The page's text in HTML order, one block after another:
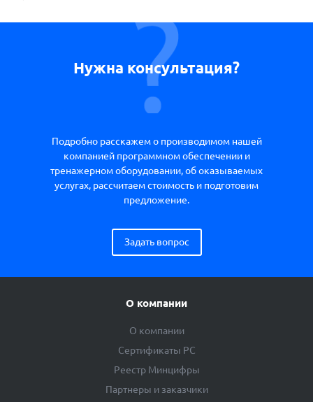
Нужна консультация?
Подробно расскажем о производимом нашей
компанией программном обеспечении и
тренажерном оборудовании, об оказываемых
услугах, рассчитаем стоимость и подготовим
предложение.
Задать вопрос
О компании
О компании
Сертификаты РС
Реестр Минцифры
Партнеры и заказчики